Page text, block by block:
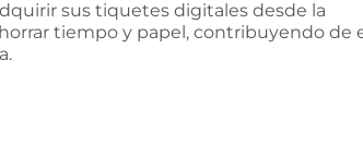
sus tiquetes digitales desde la
tiempo y papel, contribuyendo de